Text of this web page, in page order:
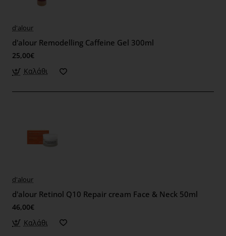
d'alour
d'alour Remodelling Caffeine Gel 300ml
25,00€
Καλάθι
d'alour
d'alour Retinol Q10 Repair cream Face & Neck 50ml
46,00€
Καλάθι